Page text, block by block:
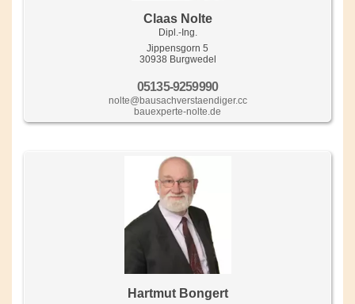
Claas Nolte
Dipl.-Ing.
Jippensgorn 5
30938 Burgwedel
05135-9259990
nolte@bausachverstaendiger.cc
bauexperte-nolte.de
Hartmut Bongert